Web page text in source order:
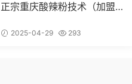
正宗重庆酸辣粉技术（加盟店
2025-04-29 293